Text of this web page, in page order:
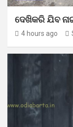
ଦେଖିକରି ଯିବ
4 hours ago